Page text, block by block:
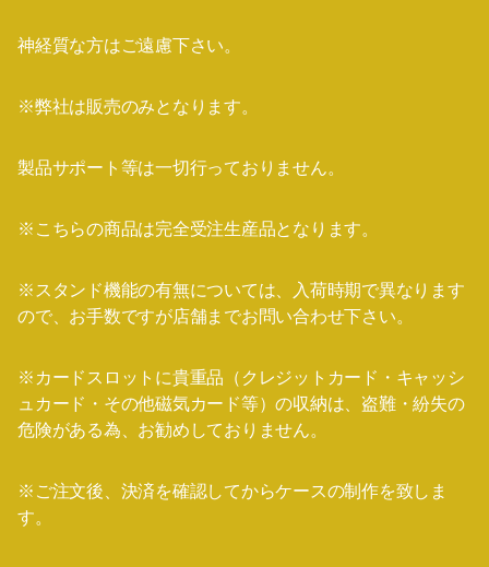
神経質な方はご遠慮下さい。
※弊社は販売のみとなります。
製品サポート等は一切行っておりません。
※こちらの商品は完全受注生産品となります。
※スタンド機能の有無については、入荷時期で異なります
ので、お手数ですが店舗までお問い合わせ下さい。
※カードスロットに貴重品（クレジットカード・キャッシ
ュカード・その他磁気カード等）の収納は、盗難・紛失の
危険がある為、お勧めしておりません。
※ご注文後、決済を確認してからケースの制作を致しま
す。